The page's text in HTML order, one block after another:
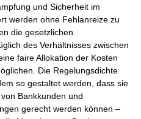
und Sicherheit im
werden ohne Fehlanreize zu
die gesetzlichen
des Verhältnisses zwischen
faire Allokation der Kosten
Die Regelungsdichte
so gestaltet werden, dass sie
Bankkunden und
gerecht werden können –